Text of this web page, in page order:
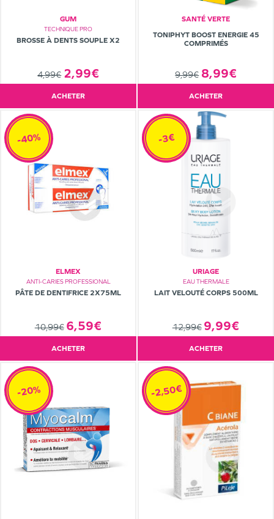
GUM
TECHNIQUE PRO
BROSSE À DENTS SOUPLE X2
4,99€ 2,99€
ACHETER
SANTÉ VERTE
TONIPHYT BOOST ENERGIE 45
COMPRIMÉS
9,99€ 8,99€
ACHETER
ELMEX
ANTI-CARIES PROFESSIONAL
PÂTE DE DENTIFRICE 2X75ML
10,99€ 6,59€
-40%
ACHETER
URIAGE
EAU THERMALE
LAIT VELOUTÉ CORPS 500ML
12,99€ 9,99€
-3€
ACHETER
-20% -2,50€